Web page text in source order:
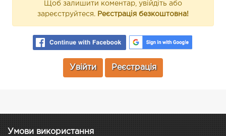
Щоб залишити коментар, увійдіть або
зареєструйтеся. Реєстрація безкоштовна!
Увійти Реєстрація
Умови використання